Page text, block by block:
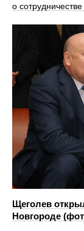
о
Щеголев
Новгороде